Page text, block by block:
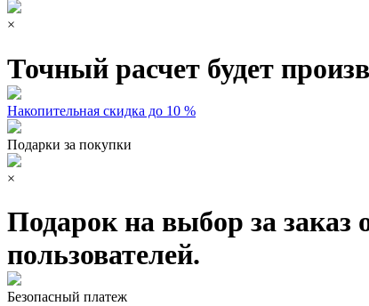
×
Точный расчет будет
Накопительная скидка до 10 %
Подарки за покупки
×
Подарок на выбор за заказ
пользователей.
Безопасный платеж